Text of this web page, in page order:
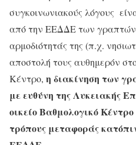
συγκοινωνιακούς λόγους
από την ΕΕΔΔΕ των
αρμοδιότητάς της (π.χ.
αποστολή τους αυθημερόν
Κέντρο, η διακίνηση των
με ευθύνη της Λυκειακής
οικείο Βαθμολογικό
τρόπους μεταφοράς